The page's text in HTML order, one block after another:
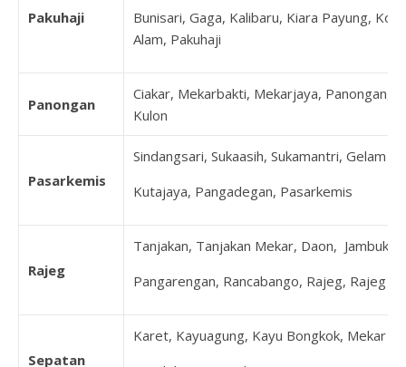
Pakuhaji
Bunisari, Gaga, Kalibaru, Kiara Payung,
Alam, Pakuhaji
Panongan
Ciakar, Mekarbakti, Mekarjaya, Panongan,
Kulon
Pasarkemis
Sindangsari, Sukaasih, Sukamantri, Gelam
Kutajaya, Pangadegan, Pasarkemis
Rajeg
Tanjakan, Tanjakan Mekar, Daon,
Pangarengan, Rancabango, Rajeg, Rajeg
Sepatan
Karet, Kayuagung, Kayu Bongkok, Mekar